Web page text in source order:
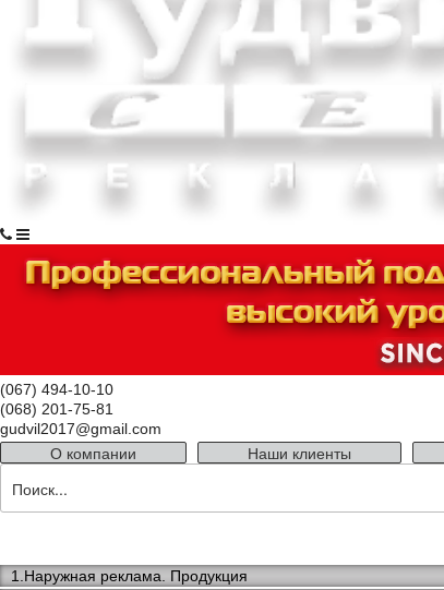
(067) 494-10-10
(068) 201-75-81
gudvil2017@gmail.com
О компании
Наши клиенты
1.Наружная реклама. Продукция